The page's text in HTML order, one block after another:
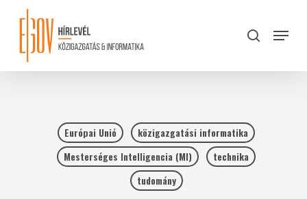
content
search
Menu
Európai Unió
közigazgatási informatika
Mesterséges Intelligencia (MI)
technika
tudomány
Close